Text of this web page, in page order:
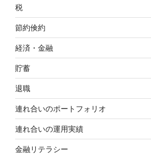
税
節約倹約
経済・金融
貯蓄
退職
連れ合いのポートフォリオ
連れ合いの運用実績
金融リテラシー